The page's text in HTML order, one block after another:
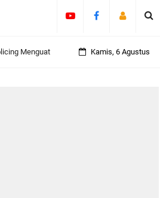
Menguat
11
Kamis, 6 Agustus